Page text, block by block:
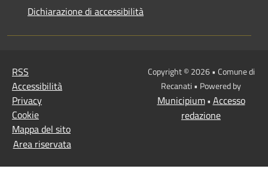
Dichiarazione di accessibilità
RSS
Accessibilità
Privacy
Cookie
Mappa del sito
Area riservata
Copyright © 2026 • Comune di
Recanati • Powered by
Municipium• Accesso
redazione